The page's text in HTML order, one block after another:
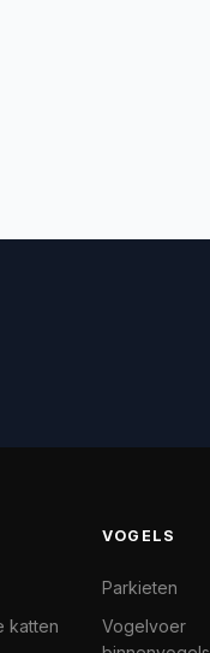
katten
VOGELS
Parkieten
Vogelvoer